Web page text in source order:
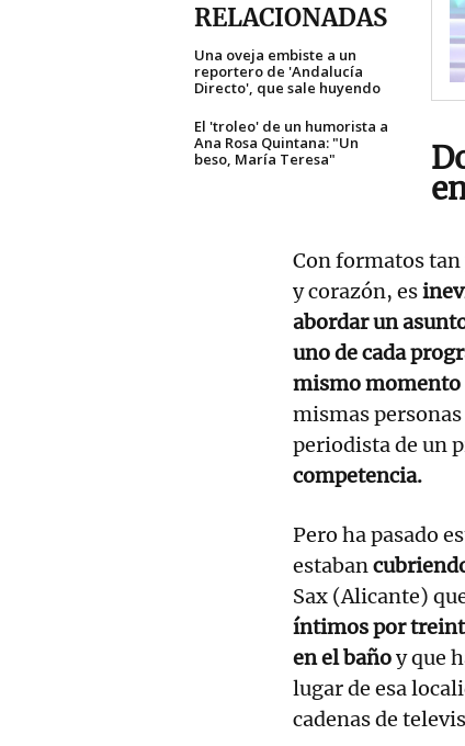
RELACIONADAS
Una oveja embiste a un
reportero de 'Andalucía
Directo', que sale huyendo
El 'troleo' de un humorista a
Ana Rosa Quintana: "Un
beso, María Teresa"
Con formatos tan
y corazón, es
abordar un
uno de cada
mismo momento
mismas
periodista de un
competencia.
Pero ha pasado
estaban
Sax (Alicante)
íntimos por
en el bañoy que
lugar de esa
cadenas de